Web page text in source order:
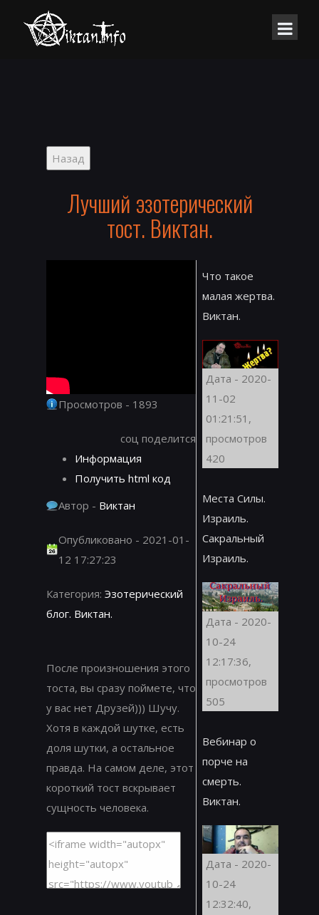
Лучший эзотерический
тост. Виктан.
Просмотров - 1893
соц поделится
Информация
Получить html код
Автор - Виктан
Опубликовано - 2021-01-
12 17:27:23
Категория: Эзотерический
блог. Виктан.
После произношения этого
тоста, вы сразу поймете, что
у вас нет Друзей))) Шучу.
Хотя в каждой шутке, есть
доля шутки, а остальное
правда. На самом деле, этот
короткий тост вскрывает
сущность человека.
Что такое
малая жертва.
Виктан.
Дата - 2020-
11-02
01:21:51,
просмотров
420
Места Силы.
Израиль.
Сакральный
Израиль.
Дата - 2020-
10-24
12:17:36,
просмотров
505
Вебинар о
порче на
смерть.
Виктан.
Дата - 2020-
10-24
12:32:40,